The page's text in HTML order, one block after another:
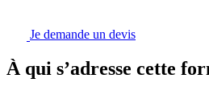
Je demande un devis
À qui s’adresse cette